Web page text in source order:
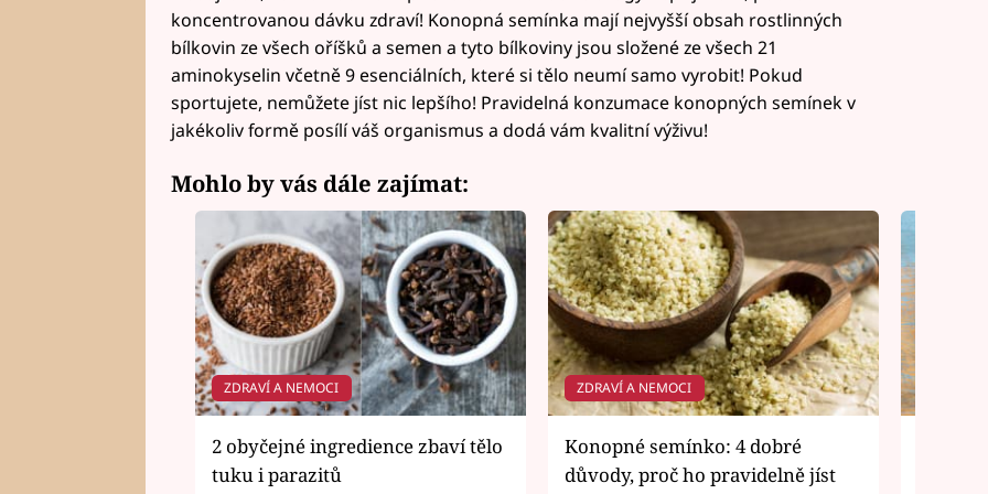
koncentrovanou dávku zdraví! Konopná semínka mají nejvyšší obsah rostlinných
bílkovin ze všech oříšků a semen a tyto bílkoviny jsou složené ze všech 21
aminokyselin včetně 9 esenciálních, které si tělo neumí samo vyrobit! Pokud
sportujete, nemůžete jíst nic lepšího! Pravidelná konzumace konopných semínek v
jakékoliv formě posílí váš organismus a dodá vám kvalitní výživu!
Mohlo by vás dále zajímat:
ZDRAVÍ A NEMOCI
2 obyčejné ingredience zbaví tělo
tuku i parazitů
ZDRAVÍ A NEMOCI
Konopné semínko: 4 dobré
důvody, proč ho pravidelně jíst